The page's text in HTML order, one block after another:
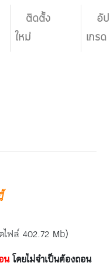
ติดตั้ง
ใหม่
อัป
เกรด
ฟล์ 402.72 Mb)
นโดยไม่จำเป็นต้องถอน